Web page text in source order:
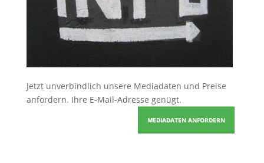
Jetzt unverbindlich unsere Mediadaten und Preise
anfordern. Ihre E-Mail-Adresse genügt.
MEDIADATEN ANFORDERN